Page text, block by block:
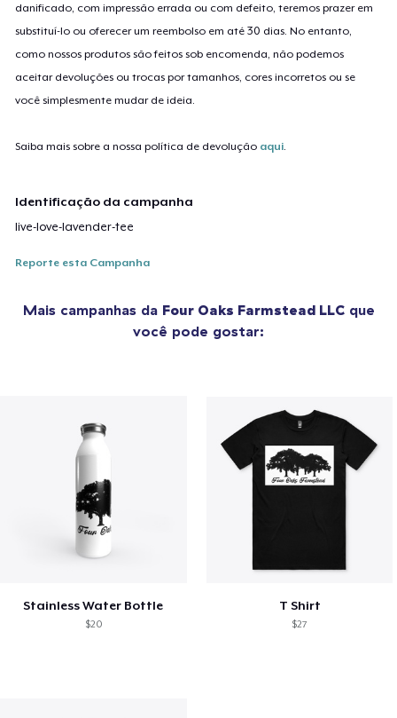
danificado, com impressão errada ou com defeito, teremos prazer em
substituí-lo ou oferecer um reembolso em até 30 dias. No entanto,
como nossos produtos são feitos sob encomenda, não podemos
aceitar devoluções ou trocas por tamanhos, cores incorretos ou se
você simplesmente mudar de ideia.
Saiba mais sobre a nossa política de devolução aqui
Identificação da campanha
live-love-lavender-tee
Reporte esta Campanha
Mais campanhas da Four Oaks Farmstead LLCque
você pode gostar:
Stainless Water Bottle
$20
T Shirt
$27